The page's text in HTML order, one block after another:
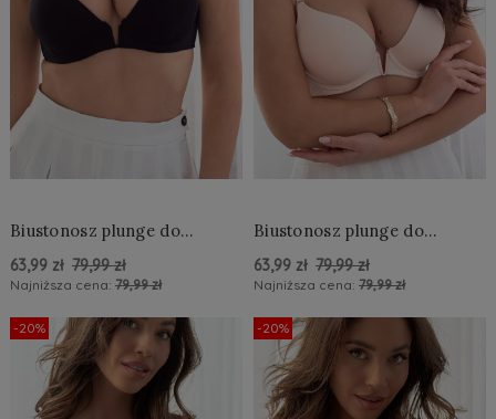
Biustonosz plunge do
63,99 zł 79,99 zł
Najniższa cena: 79,99 zł
Do Koszyka »
Biustonosz plunge do
63,99 zł 79,99 zł
Najniższa cena: 79,99 zł
Do Koszyka »
-20% -20%